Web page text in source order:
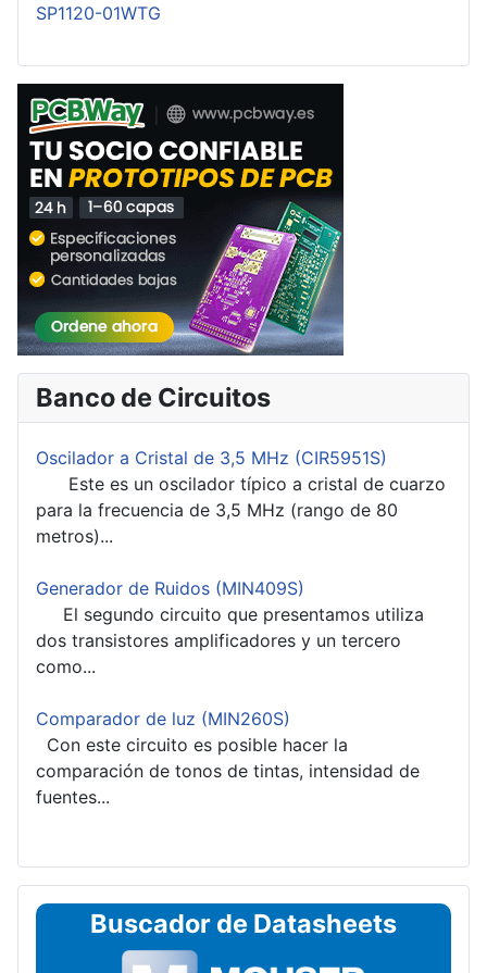
SP1120-01WTG
Banco de Circuitos
Oscilador a Cristal de 3,5 MHz (CIR5951S)
Este es un oscilador típico a cristal de cuarzo
para la frecuencia de 3,5 MHz (rango de 80
metros)...
Generador de Ruidos (MIN409S)
El segundo circuito que presentamos utiliza
dos transistores amplificadores y un tercero
como...
Comparador de luz (MIN260S)
Con este circuito es posible hacer la
comparación de tonos de tintas, intensidad de
fuentes...
Buscador de Datasheets